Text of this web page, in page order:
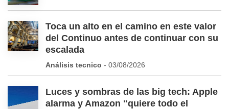
Toca un alto en el camino en este valor
del Continuo antes de continuar con su
escalada
Análisis tecnico - 03/08/2026
Luces y sombras de las big tech: Apple
alarma y Amazon "quiere todo el